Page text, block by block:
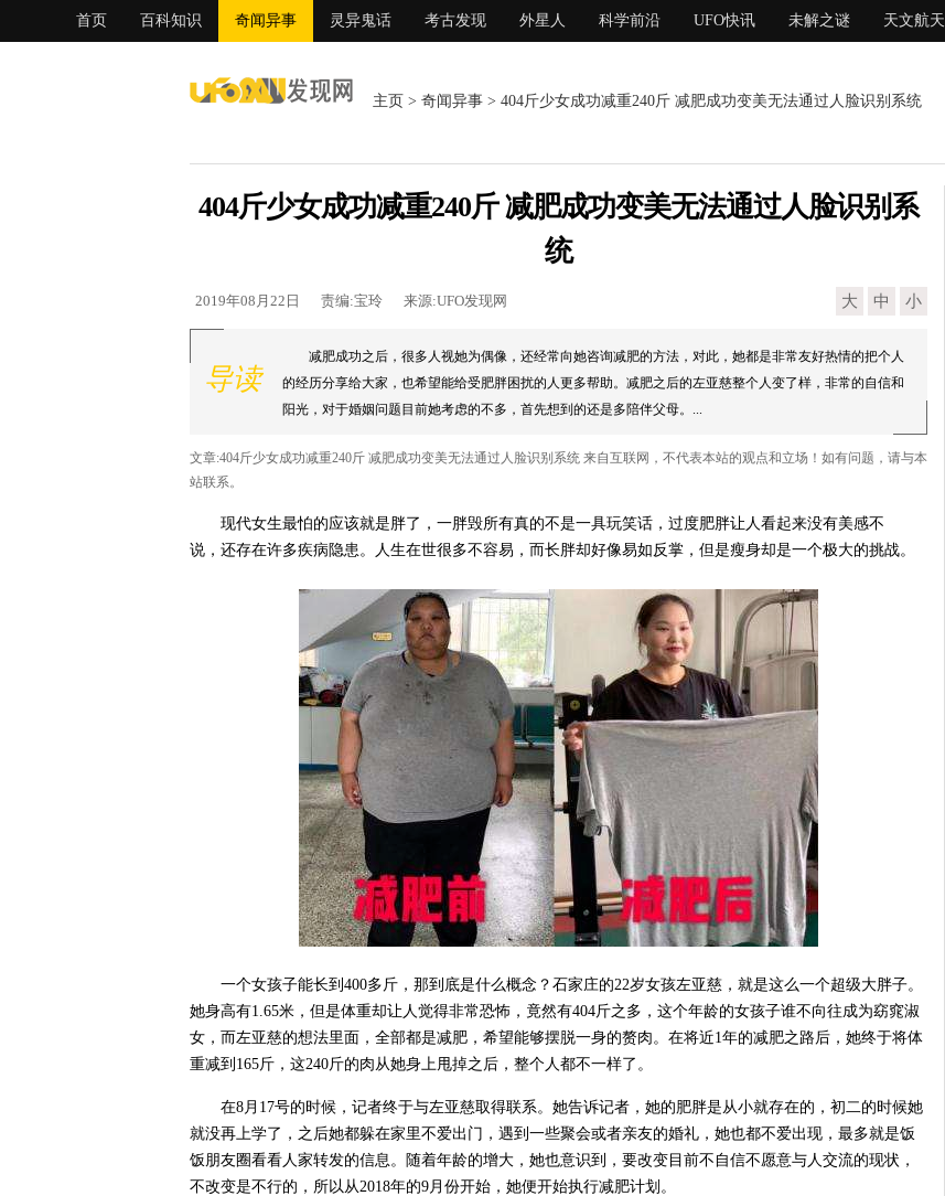
首页 百科知识 奇闻异事 灵异鬼话 考古发现 外星人 科学前沿 UFO快讯 未解之谜 天文航天
主页 > 奇闻异事 > 404斤少女成功减重240斤 减肥成功变美无法通过人脸识别系统
404斤少女成功减重240斤 减肥成功变美无法通过人脸识别系
统
2019年08月22日 责编:宝玲 来源:UFO发现网 大 中 小
导读
减肥成功之后，很多人视她为偶像，还经常向她咨询减肥的方法，对此，她都是非常友好热情的把个人
的经历分享给大家，也希望能给受肥胖困扰的人更多帮助。减肥之后的左亚慈整个人变了样，非常的自信和
阳光，对于婚姻问题目前她考虑的不多，首先想到的还是多陪伴父母。...
文章:404斤少女成功减重240斤 减肥成功变美无法通过人脸识别系统 来自互联网，不代表本站的观点和立场！如有问题，请与本
站联系。
现代女生最怕的应该就是胖了，一胖毁所有真的不是一具玩笑话，过度肥胖让人看起来没有美感不
说，还存在许多疾病隐患。人生在世很多不容易，而长胖却好像易如反掌，但是瘦身却是一个极大的挑战。
一个女孩子能长到400多斤，那到底是什么概念？石家庄的22岁女孩左亚慈，就是这么一个超级大胖子。
她身高有1.65米，但是体重却让人觉得非常恐怖，竟然有404斤之多，这个年龄的女孩子谁不向往成为窈窕淑
女，而左亚慈的想法里面，全部都是减肥，希望能够摆脱一身的赘肉。在将近1年的减肥之路后，她终于将体
重减到165斤，这240斤的肉从她身上甩掉之后，整个人都不一样了。
在8月17号的时候，记者终于与左亚慈取得联系。她告诉记者，她的肥胖是从小就存在的，初二的时候她
就没再上学了，之后她都躲在家里不爱出门，遇到一些聚会或者亲友的婚礼，她也都不爱出现，最多就是饭
饭朋友圈看看人家转发的信息。随着年龄的增大，她也意识到，要改变目前不自信不愿意与人交流的现状，
不改变是不行的，所以从2018年的9月份开始，她便开始执行减肥计划。